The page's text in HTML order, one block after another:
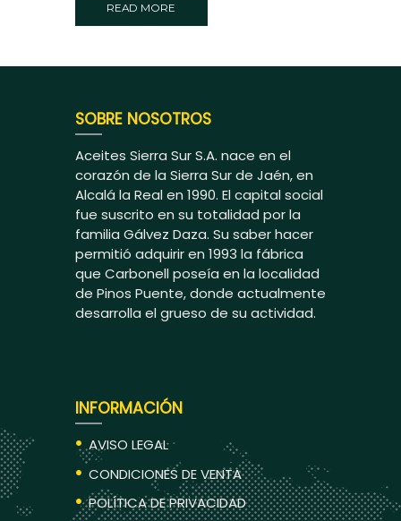
READ MORE
SOBRE NOSOTROS
Aceites Sierra Sur S.A. nace en el
corazón de la Sierra Sur de Jaén, en
Alcalá la Real en 1990. El capital social
fue suscrito en su totalidad por la
familia Gálvez Daza. Su saber hacer
permitió adquirir en 1993 la fábrica
que Carbonell poseía en la localidad
de Pinos Puente, donde actualmente
desarrolla el grueso de su actividad.
INFORMACIÓN
AVISO LEGAL
CONDICIONES DE VENTA
POLÍTICA DE PRIVACIDAD